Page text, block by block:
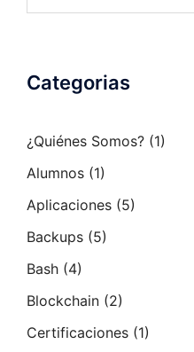
Categorias
¿Quiénes Somos? (1)
Alumnos (1)
Aplicaciones (5)
Backups (5)
Bash (4)
Blockchain (2)
Certificaciones (1)